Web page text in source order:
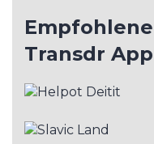
Transdr App